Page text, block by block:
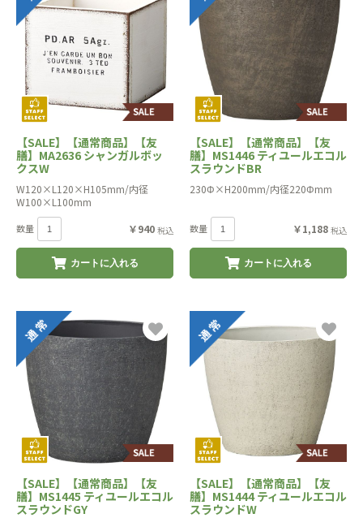
【SALE】【通常商品】【友
膳】MA2636 シャンガルボッ
クスW
W120×L120×H105mm/内径
W100×L100mm
数量 ￥940 税込
カートに入れる
【SALE】【通常商品】【友
膳】MS1446 ティユールエコル
スラウンドBR
230Φ×H200mm/内径220Φmm
数量 ￥1,188 税込
カートに入れる
【SALE】【通常商品】【友
膳】MS1445 ティユールエコル
スラウンドGY
【SALE】【通常商品】【友
膳】MS1444 ティユールエコル
スラウンドW